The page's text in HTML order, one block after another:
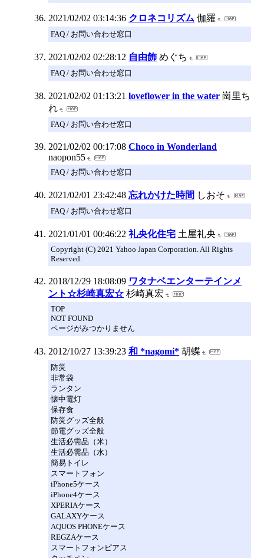
2021/02/02 03:14:36 クロネコリズム 伽羅
FAQ / お問い合わせ窓口
2021/02/02 02:28:12 自由飾 めぐち
FAQ / お問い合わせ窓口
2021/02/02 01:13:21 loveflower in the water 崗里ち
れ
FAQ / お問い合わせ窓口
2021/02/02 00:17:08 Choco in Wonderland
naopon55
FAQ / お問い合わせ窓口
2021/02/01 23:42:48 忘れかけた時間 しおそ
FAQ / お問い合わせ窓口
2021/01/01 00:46:22 礼央化住宅 土屋礼央
Copyright (C) 2021 Yahoo Japan Corporation. All Rights
Reserved.
2018/12/29 18:08:09 ワタナベエンターテインメ
ント☆杉崎真宏☆ 杉崎真宏
TOP
NOT FOUND
ページがみつかりません
2012/10/27 13:39:23 和 *nagomi* 胡蝶
防災
非常袋
ランタン
懐中電灯
保存食
防災グッズ全般
節電グッズ全般
生活必需品（米）
生活必需品（水）
簡易トイレ
スマートフォン
iPhone5ケース
iPhone4ケース
XPERIAケース
GALAXYケース
AQUOS PHONEケース
REGZAケース
スマートフォンピアス